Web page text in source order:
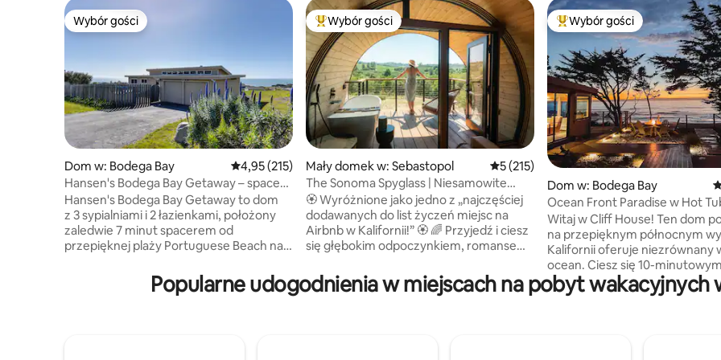
Wybór gości
Wybór gości
Dom w: Bodega Bay Średnia ocena: 4,95 na 5, liczba recenzji: 215
4,95 (215)
Hansen's Bodega Bay Getaway – spacer
na plażę!
Hansen's Bodega Bay Getaway to dom
z 3 sypialniami i 2 łazienkami, położony
zaledwie 7 minut spacerem od
przepięknej plaży Portuguese Beach na
w spokojnej okolicy z pięknymi widokami
na zachód słońca. Będziesz mieć okazję
Najpopularniejsze z kategorii Wybór gości
Wybór gości
Mały domek w: Sebastopol Średnia ocena: 5 na 5, liczba recenzji: 215
5 (215)
The Sonoma Spyglass | Niesamowite
widoki + sauna
🏵️ Wyróżnione jako jedno z „najczęściej
dodawanych do list życzeń miejsc na
Airbnb w Kalifornii!” 🏵️ 🌈 Przyjedź i ciesz
się głębokim odpoczynkiem, romansem
wspaniałe miejsce wypoczynku,
zaprojektowane i zbudowane przez
Najpopularniejsze z kategorii
Wybór gości
Dom w: Bodega Bay
Ocean Front Paradise w Hot
Witaj w Cliff House! Ten dom
na przepięknym północnym
Kalifornii oferuje niezrównany
ocean. Ciesz się 10-minutowym
spacerem do Duncan 's Cove
s Beach. Od imponujących fal i
Luksusowa pościel, w pełni
Popularne udogodnienia w miejscach na pobyt wakacyjnych